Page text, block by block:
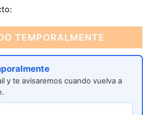
TEMPORALMENTE
y te avisaremos cuando vuelva a